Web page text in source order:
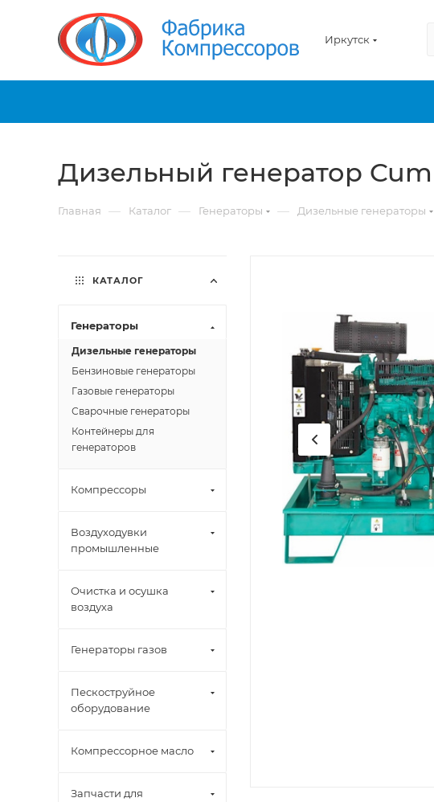
Иркутск
Дизельный генератор
Главная — Каталог — Генераторы — Дизельные генераторы
КАТАЛОГ
Генераторы
Дизельные генераторы
Бензиновые генераторы
Газовые генераторы
Сварочные генераторы
Контейнеры для
генераторов
Компрессоры
Воздуходувки
промышленные
Очистка и осушка
воздуха
Генераторы газов
Пескоструйное
оборудование
Компрессорное масло
Запчасти для